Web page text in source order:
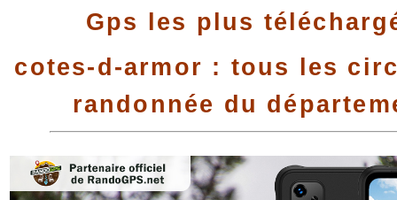
Gps les plus
cotes-d-armor : tous les
randonnée du